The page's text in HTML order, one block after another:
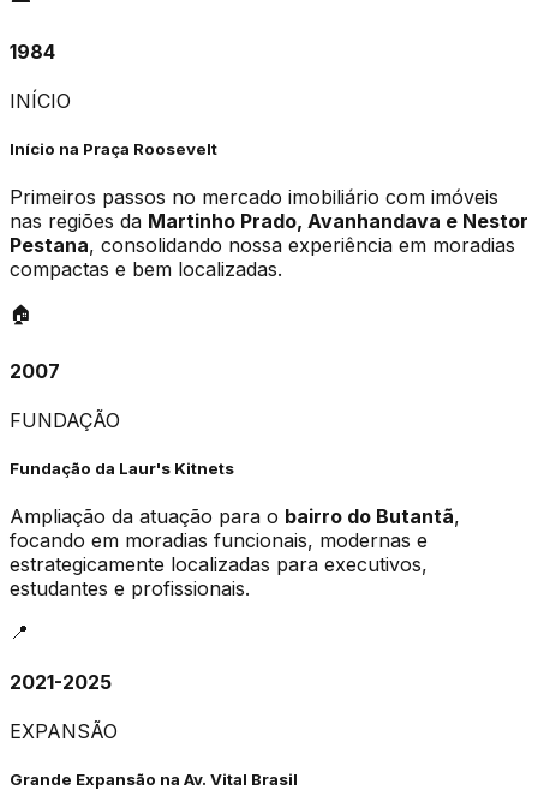
1984
INÍCIO
Início na Praça Roosevelt
Primeiros passos no mercado imobiliário com imóveis
nas regiões da Martinho Prado, Avanhandava e Nestor
Pestana, consolidando nossa experiência em moradias
compactas e bem localizadas.
🏠
2007
FUNDAÇÃO
Fundação da Laur's Kitnets
Ampliação da atuação para o bairro do Butantã,
focando em moradias funcionais, modernas e
estrategicamente localizadas para executivos,
estudantes e profissionais.
📍
2021-2025
EXPANSÃO
Grande Expansão na Av. Vital Brasil